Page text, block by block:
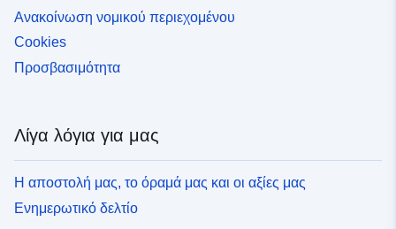
Ανακοίνωση νομικού περιεχομένου
Cookies
Προσβασιμότητα
Λίγα λόγια για μας
Η αποστολή μας, το όραμά μας και οι αξίες μας
Ενημερωτικό δελτίο